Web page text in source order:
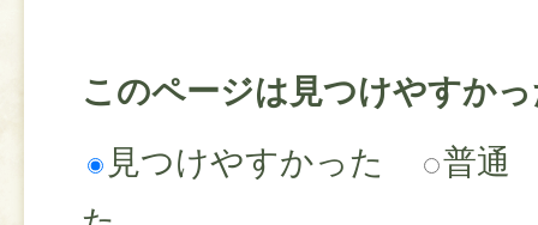
このページは見つけやすか
見つけやすかった
普通